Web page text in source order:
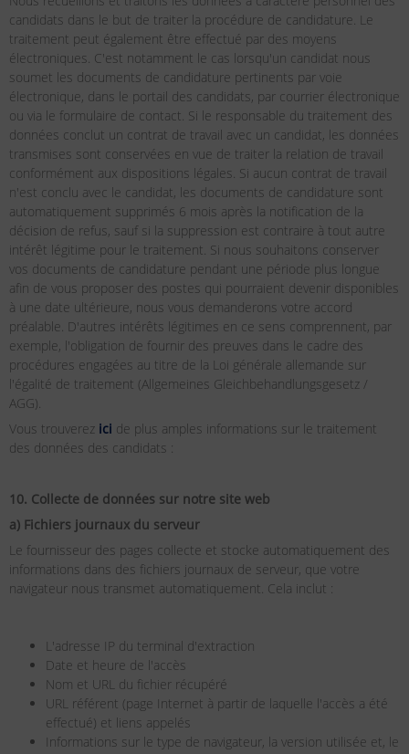
candidats dans le but de traiter la procédure de candidature. Le
traitement peut également être effectué par des moyens
électroniques. C'est notamment le cas lorsqu'un candidat nous
soumet les documents de candidature pertinents par voie
électronique, dans le portail des candidats, par courrier électronique
ou via le formulaire de contact. Si le responsable du traitement des
données conclut un contrat de travail avec un candidat, les données
transmises sont conservées en vue de traiter la relation de travail
conformément aux dispositions légales. Si aucun contrat de travail
n'est conclu avec le candidat, les documents de candidature sont
automatiquement supprimés 6 mois après la notification de la
décision de refus, sauf si la suppression est contraire à tout autre
intérêt légitime pour le traitement. Si nous souhaitons conserver
vos documents de candidature pendant une période plus longue
afin de vous proposer des postes qui pourraient devenir disponibles
à une date ultérieure, nous vous demanderons votre accord
préalable. D'autres intérêts légitimes en ce sens comprennent, par
exemple, l'obligation de fournir des preuves dans le cadre des
procédures engagées au titre de la Loi générale allemande sur
l'égalité de traitement (Allgemeines Gleichbehandlungsgesetz /
AGG).
Vous trouverez ici de plus amples informations sur le traitement
des données des candidats :
10. Collecte de données sur notre site web
a) Fichiers journaux du serveur
Le fournisseur des pages collecte et stocke automatiquement des
informations dans des fichiers journaux de serveur, que votre
navigateur nous transmet automatiquement. Cela inclut :
L'adresse IP du terminal d'extraction
Date et heure de l'accès
Nom et URL du fichier récupéré
URL référent (page Internet à partir de laquelle l'accès a été
effectué) et liens appelés
Informations sur le type de navigateur, la version utilisée et, le